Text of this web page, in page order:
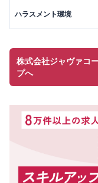
ハラスメント環境
株式会社ジャヴァコ
プへ